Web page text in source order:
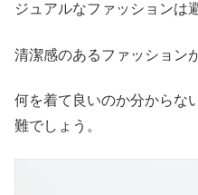
ジュアルなファッションは
清潔感のあるファッション
何を着て良いのか分からな
難でしょう。